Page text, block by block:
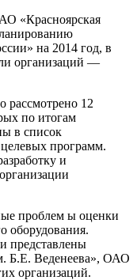
«Красноярская
на 2014 год, в
организаций —
рассмотрено 12
по итогам
в список
программ.
и
проблем ы оценки
оборудования.
представлены
Б.Е. Веденеева», ОАО
организаций.